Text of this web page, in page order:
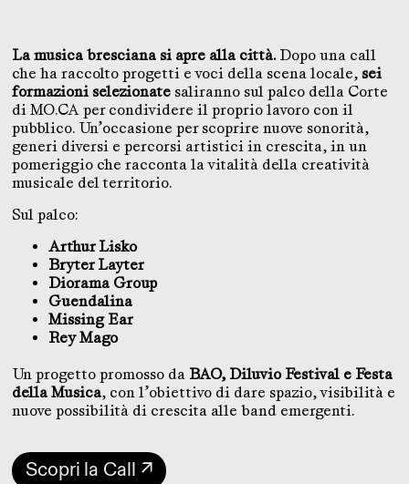
La musica bresciana si apre alla città.Dopo una call
che ha raccolto progetti e voci della scena locale, sei
formazioni selezionate saliranno sul palco della Corte
di MO.CA per condividere il proprio lavoro con il
pubblico. Un’occasione per scoprire nuove sonorità,
generi diversi e percorsi artistici in crescita, in un
pomeriggio che racconta la vitalità della creatività
musicale del territorio.
Sul palco:
Arthur Lisko
Bryter Layter
Diorama Group
Guendalina
Missing Ear
Rey Mago
Un progetto promosso da BAO, Diluvio Festival e Festa
della Musica, con l’obiettivo di dare spazio, visibilità e
nuove possibilità di crescita alle band emergenti.
Scopri la Call ↗